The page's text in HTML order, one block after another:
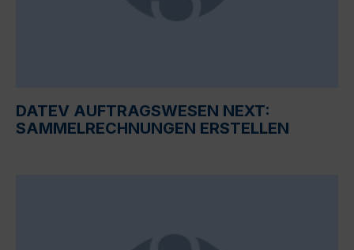
DATEV AUFTRAGSWESEN NEXT:
SAMMELRECHNUNGEN ERSTELLEN